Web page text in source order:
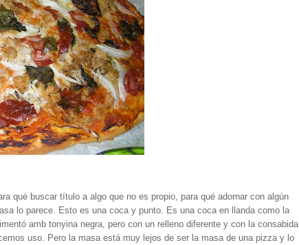
qué buscar título a algo que no es propio, para qué adornar con algún
lo parece. Esto es una coca y punto. Es una coca en llanda como la
amb tonyina negra, pero con un relleno diferente y con la consabida
uso. Pero la masa está muy lejos de ser la masa de una pizza y lo